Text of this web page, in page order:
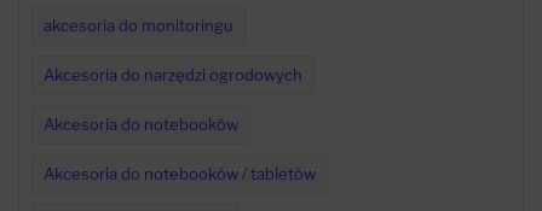
akcesoria do monitoringu
Akcesoria do narzędzi ogrodowych
Akcesoria do notebooków
Akcesoria do notebooków / tabletów